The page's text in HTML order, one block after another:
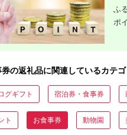
ふ
ポ
券の返礼品に関連しているカテゴ
グギフト 宿泊券・食事券
ト お食事券 動物園